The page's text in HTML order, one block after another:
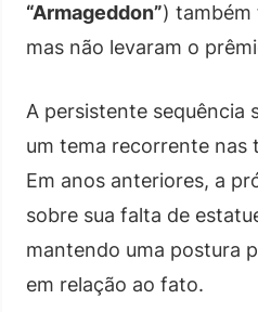
“Armageddon”) também
mas não levaram o
A persistente sequência
um tema recorrente nas
Em anos anteriores, a
sobre sua falta de
mantendo uma postura
em relação ao fato.